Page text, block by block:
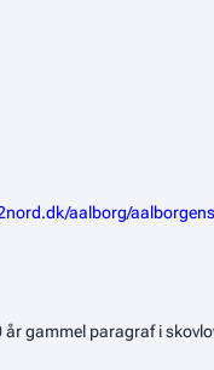
aalborg/
gammel paragraf i